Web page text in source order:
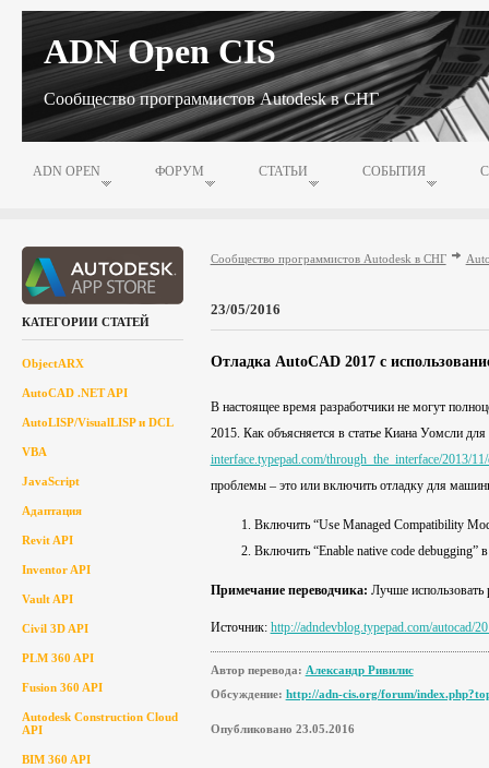
ADN Open CIS
Сообщество программистов Autodesk в СНГ
ADN OPEN ФОРУМ СТАТЬИ СОБЫТИЯ
КАТЕГОРИИ СТАТЕЙ
ObjectARX
AutoCAD .NET API
AutoLISP/VisualLISP и DCL
VBA
JavaScript
Адаптация
Revit API
Inventor API
Vault API
Civil 3D API
PLM 360 API
Fusion 360 API
Autodesk Construction Cloud
API
BIM 360 API
Сообщество программистов Autodesk в СНГ
23/05/2016
Отладка AutoCAD 2017 с
В настоящее время разработчики не могут
2015. Как объясняется в статье Киана Уомсли
interface.typepad.com/through_the_interface/2013/
проблемы – это или включить отладку для
Включить “Use Managed Compatibility
Включить “Enable native code debugging”
Примечание переводчика: Лучше
Источник: http://adndevblog.typepad.com/autocad/
Автор перевода: Александр Ривилис
Обсуждение: http://adn-cis.org/forum/
Опубликовано 23.05.2016